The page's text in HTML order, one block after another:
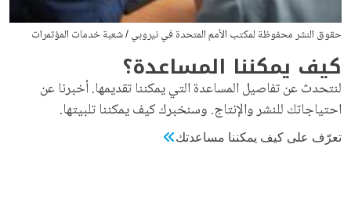
حقوق النشر محفوظة لمكتب الأمم المتحدة في نيروبي / شعبة خدمات المؤتمرات
كيف يمكننا المساعدة؟
لنتحدث عن تفاصيل المساعدة التي يمكننا تقديمها. أخبرنا عن
احتياجاتك للنشر والإنتاج. وسنخبرك كيف يمكننا تلبيتها.
تعرّف على كيف يمكننا مساعدتك